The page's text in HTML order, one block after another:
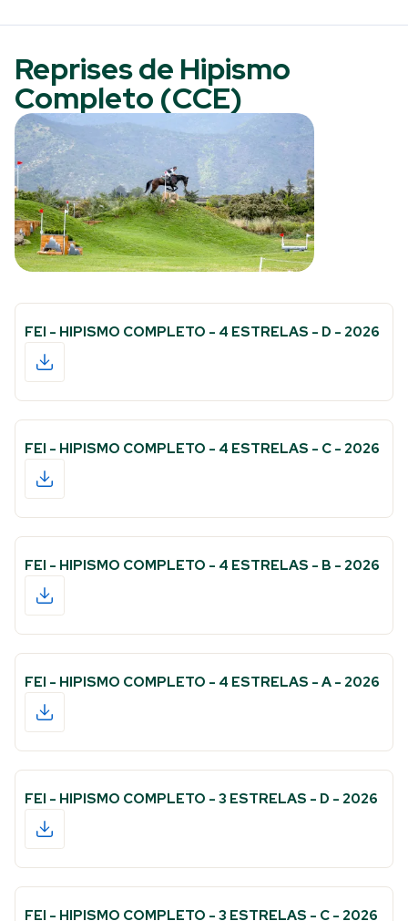
Reprises de Hipismo
Completo (CCE)
FEI - HIPISMO COMPLETO - 4 ESTRELAS - D - 2026
FEI - HIPISMO COMPLETO - 4 ESTRELAS - C - 2026
FEI - HIPISMO COMPLETO - 4 ESTRELAS - B - 2026
FEI - HIPISMO COMPLETO - 4 ESTRELAS - A - 2026
FEI - HIPISMO COMPLETO - 3 ESTRELAS - D - 2026
FEI - HIPISMO COMPLETO - 3 ESTRELAS - C - 2026